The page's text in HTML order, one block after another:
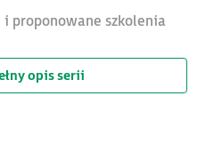
proponowane szkolenia
opis serii